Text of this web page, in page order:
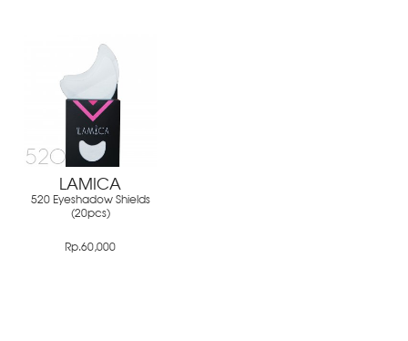
LAMICA
520 Eyeshadow Shields
(20pcs)
Rp.60,000